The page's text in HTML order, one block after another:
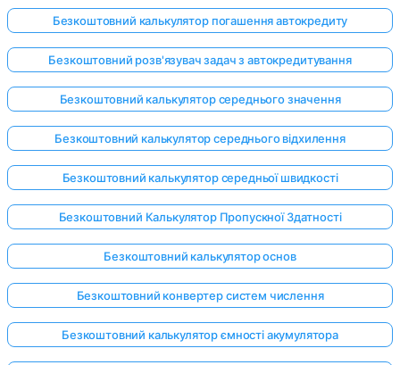
Поки
немає
своє
перше
Безкоштовний калькулятор погашення автокредиту
Безкоштовний розв'язувач задач з автокредитування
Безкоштовний калькулятор середнього значення
Безкоштовний калькулятор середнього відхилення
Безкоштовний калькулятор середньої швидкості
Безкоштовний Калькулятор Пропускної Здатності
Безкоштовний калькулятор основ
Безкоштовний конвертер систем числення
Безкоштовний калькулятор ємності акумулятора